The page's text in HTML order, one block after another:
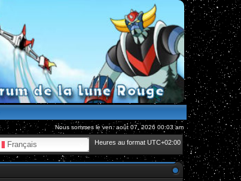
Nous sommes le ven. août 07, 2026 00:03 am
Heures au format UTC+02:00
Français
avancée